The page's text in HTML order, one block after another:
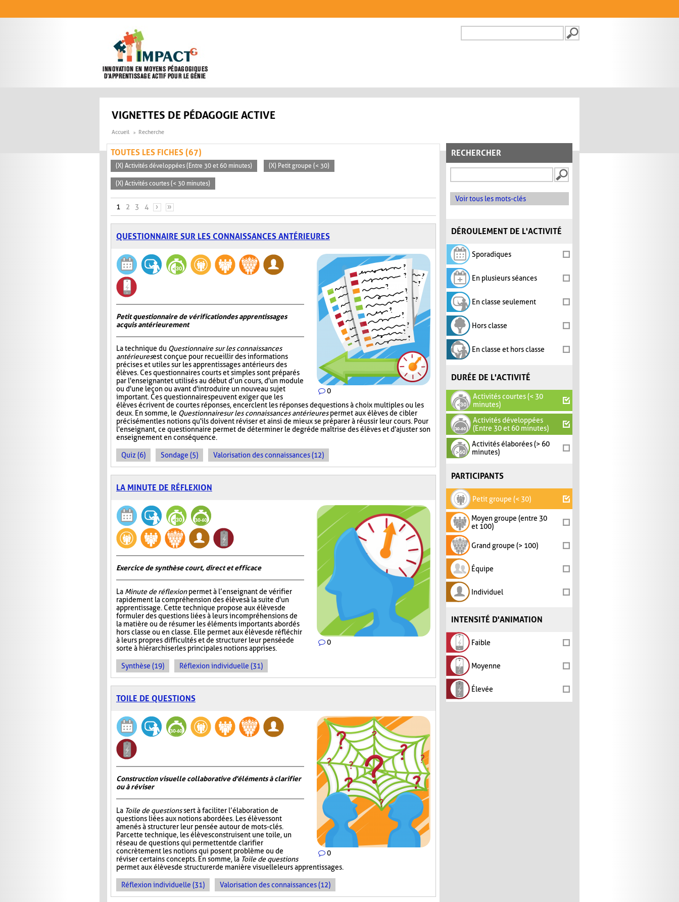
FORMULAIRE DE
VIGNETTES DE PÉDAGOGIE ACTIVE
Accueil Recherche
RECHERCHER
Voir tous les mots-clés
DÉROULEMENT DE L'ACTIVITÉ
Sporadiques
En plusieurs séances
En classe seulement
Hors classe
En classe et hors classe
DURÉE DE L'ACTIVITÉ
Activités courtes (< 30
minutes)
Activités développées
(Entre 30 et 60 minutes)
Activités élaborées (> 60
minutes)
PARTICIPANTS
Petit groupe (< 30)
Moyen groupe (entre 30
et 100)
Grand groupe (> 100)
Équipe
Individuel
INTENSITÉ D'ANIMATION
Faible
Moyenne
Élevée
TOUTES LES FICHES (67)
(X) Activités développées (Entre 30 et 60 minutes) (X) Petit groupe (< 30)
(X) Activités courtes (< 30 minutes)
PAGES
1 2 3 4 › »
QUESTIONNAIRE SUR LES CONNAISSANCES ANTÉRIEURES
0
Petit questionnaire de vérification des apprentissages
acquis antérieurement
La technique du Questionnaire sur les connaissances
antérieuresest conçue pour recueillir des informations
précises et utiles sur les apprentissages antérieurs des
élèves. Ces questionnaires courts et simples sont préparés
par l'enseignant et utilisés au début d’un cours, d'un module
ou d'une leçon ou avant d'introduire un nouveau sujet
important. Ces questionnaires peuvent exiger que les
élèves écrivent de courtes réponses, encerclent les réponses de questions à choix multiples ou les
deux. En somme, le Questionnaire sur les connaissances antérieurespermet aux élèves de cibler
précisément les notions qu'ils doivent réviser et ainsi de mieux se préparer à réussir leur cours. Pour
l'enseignant, ce questionnaire permet de déterminer le degré de maîtrise des élèves et d'ajuster son
enseignement en conséquence.
Quiz (6) Sondage (5) Valorisation des connaissances (12)
LA MINUTE DE RÉFLEXION
0
Exercice de synthèse court, direct et efficace
La Minute de réflexionpermet à l’enseignant de vérifier
rapidement la compréhension des élèves à la suite d'un
apprentissage. Cette technique propose aux élèves de
formuler des questions liées à leurs incompréhensions de
la matière ou de résumer les éléments importants abordés
hors classe ou en classe. Elle permet aux élèves de réfléchir
à leurs propres difficultés et de structurer leur pensée de
sorte à hiérarchiser les principales notions apprises.
Synthèse (19) Réflexion individuelle (31)
TOILE DE QUESTIONS
0
Construction visuelle collaborative d'éléments à clarifier
ou à réviser
La Toile de questionssert à faciliter l’élaboration de
questions liées aux notions abordées. Les élèves sont
amenés à structurer leur pensée autour de mots-clés.
Par cette technique, les élèves construisent une toile, un
réseau de questions qui permettent de clarifier
concrètement les notions qui posent problème ou de
réviser certains concepts. En somme, la Toile de questions
permet aux élèves de structurer de manière visuelle leurs apprentissages.
Réflexion individuelle (31) Valorisation des connaissances (12)